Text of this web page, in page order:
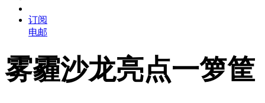
订阅
电邮
雾霾沙龙亮点一箩筐